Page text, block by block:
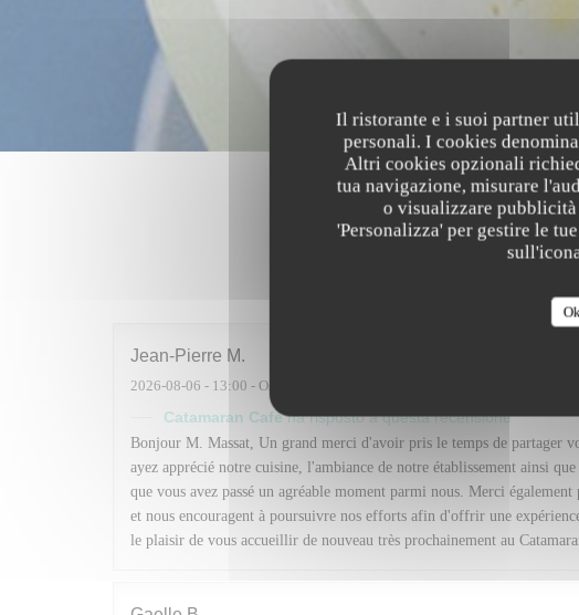
Il ristorante e i suoi partner
personali. I cookies
Altri cookies opzionali
tua navigazione, misurare
o visualizzare
'Personalizza' per gestire le
I pareri
Jean-Pierre M
2026-08-06 - 13:00 - Ospiti 12
Catamaran Café ha risposto a questa recensione
Bonjour M. Massat, Un grand merci d'avoir pris le temps de partager
ayez apprécié notre cuisine, l'ambiance de notre établissement ainsi
que vous avez passé un agréable moment parmi nous. Merci
et nous encouragent à poursuivre nos efforts afin d'offrir une
le plaisir de vous accueillir de nouveau très prochainement au